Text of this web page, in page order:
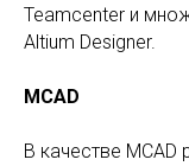
Teamcenter и
Altium Designer.
MCAD
В качестве